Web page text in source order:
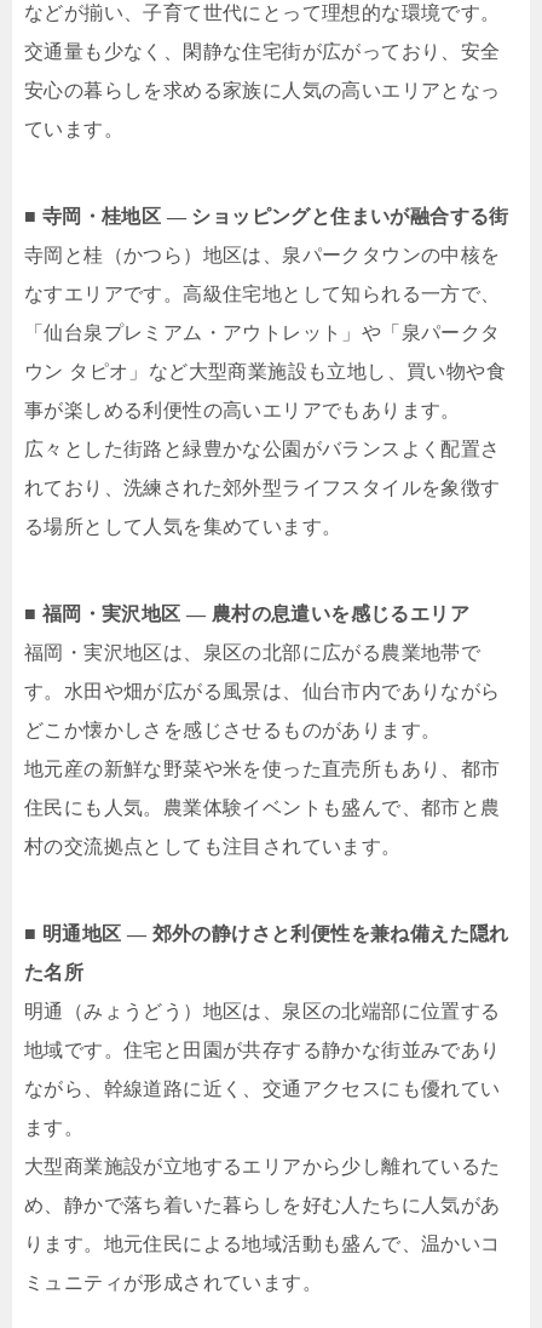
などが揃い、子育て世代にとって理想的な環境です。
交通量も少なく、閑静な住宅街が広がっており、安全
安心の暮らしを求める家族に人気の高いエリアとなっ
ています。
■ 寺岡・桂地区 ― ショッピングと住まいが融合する街
寺岡と桂（かつら）地区は、泉パークタウンの中核を
なすエリアです。高級住宅地として知られる一方で、
「仙台泉プレミアム・アウトレット」や「泉パークタ
ウン タピオ」など大型商業施設も立地し、買い物や食
事が楽しめる利便性の高いエリアでもあります。
広々とした街路と緑豊かな公園がバランスよく配置さ
れており、洗練された郊外型ライフスタイルを象徴す
る場所として人気を集めています。
■ 福岡・実沢地区 ― 農村の息遣いを感じるエリア
福岡・実沢地区は、泉区の北部に広がる農業地帯で
す。水田や畑が広がる風景は、仙台市内でありながら
どこか懐かしさを感じさせるものがあります。
地元産の新鮮な野菜や米を使った直売所もあり、都市
住民にも人気。農業体験イベントも盛んで、都市と農
村の交流拠点としても注目されています。
■ 明通地区 ― 郊外の静けさと利便性を兼ね備えた隠れ
た名所
明通（みょうどう）地区は、泉区の北端部に位置する
地域です。住宅と田園が共存する静かな街並みであり
ながら、幹線道路に近く、交通アクセスにも優れてい
ます。
大型商業施設が立地するエリアから少し離れているた
め、静かで落ち着いた暮らしを好む人たちに人気があ
ります。地元住民による地域活動も盛んで、温かいコ
ミュニティが形成されています。